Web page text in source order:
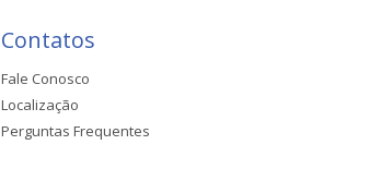
Contatos
Fale Conosco
Localização
Perguntas Frequentes